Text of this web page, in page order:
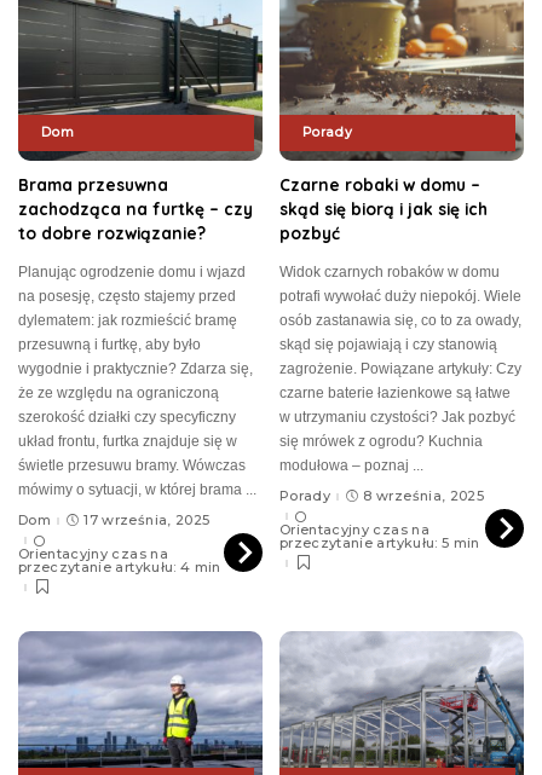
Dom
Brama przesuwna
zachodząca na furtkę – czy
to dobre rozwiązanie?
Planując ogrodzenie domu i wjazd
na posesję, często stajemy przed
dylematem: jak rozmieścić bramę
przesuwną i furtkę, aby było
wygodnie i praktycznie? Zdarza się,
że ze względu na ograniczoną
szerokość działki czy specyficzny
układ frontu, furtka znajduje się w
świetle przesuwu bramy. Wówczas
mówimy o sytuacji, w której brama ...
Dom
17 września, 2025
Orientacyjny czas na
przeczytanie artykułu: 4 min
Porady
Czarne robaki w domu –
skąd się biorą i jak się ich
pozbyć
Widok czarnych robaków w domu
potrafi wywołać duży niepokój. Wiele
osób zastanawia się, co to za owady,
skąd się pojawiają i czy stanowią
zagrożenie. Powiązane artykuły: Czy
czarne baterie łazienkowe są łatwe
w utrzymaniu czystości? Jak pozbyć
się mrówek z ogrodu? Kuchnia
modułowa – poznaj ...
Porady
8 września, 2025
Orientacyjny czas na
przeczytanie artykułu: 5 min